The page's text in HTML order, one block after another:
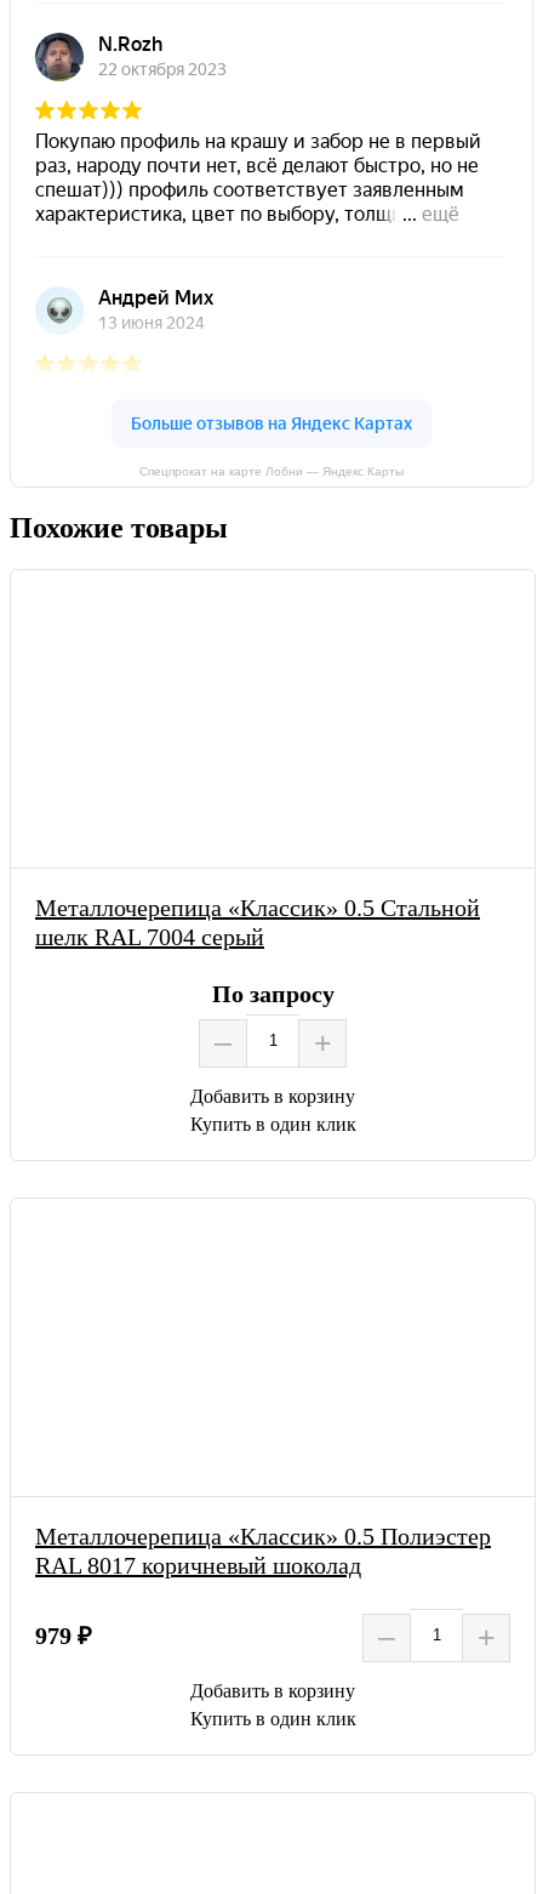
Спецпрокат на карте Лобни — Яндекс Карты
Похожие товары
Металлочерепица «Классик» 0.5 Стальной
шелк RAL 7004 серый
По запросу
– +
Добавить в корзину
Купить в один клик
Металлочерепица «Классик» 0.5 Полиэстер
RAL 8017 коричневый шоколад
979 ₽ – +
Добавить в корзину
Купить в один клик